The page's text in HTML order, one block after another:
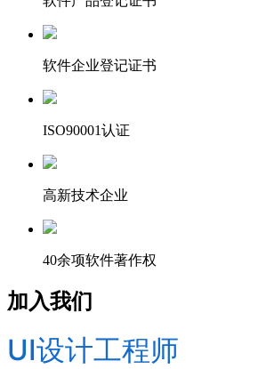
软件企业登记证书
ISO90001认证
高新技术企业
40余项软件著作权
加入我们
UI设计工程师